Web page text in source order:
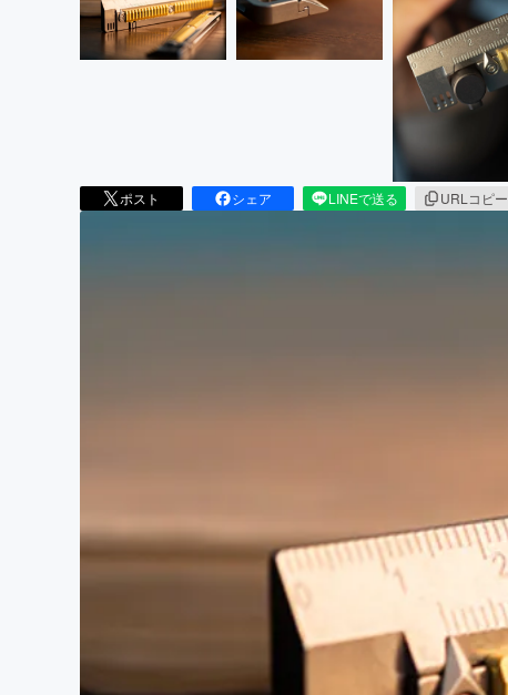
ポスト シェア LINEで送る URLコピー